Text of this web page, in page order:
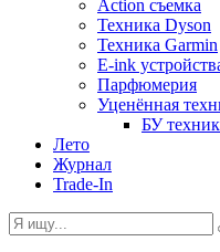
Action съемка
Техника Dyson
Техника Garmin
E-ink
Парфюмерия
Уценённая
БУ
Лето
Журнал
Trade-In